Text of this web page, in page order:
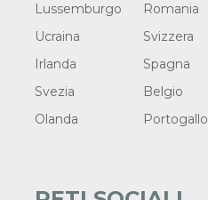
Lussemburgo Romania
Ucraina
Svizzera
Irlanda
Spagna
Svezia
Belgio
Olanda
Portogallo